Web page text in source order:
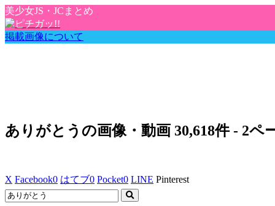
美少女JS・JCまとめ
掲載画像について
ありがとうの画像・動画 30,618件 - 2ペ
X Facebook0 はてブ0 Pocket0 LINE Pinterest